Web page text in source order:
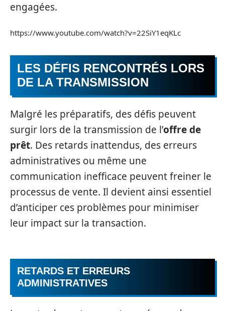
engagées.
https://www.youtube.com/watch?v=22SiY1eqKLc
LES DÉFIS RENCONTRÉS LORS
DE LA TRANSMISSION
Malgré les préparatifs, des défis peuvent
surgir lors de la transmission de l’offre de
prêt. Des retards inattendus, des erreurs
administratives ou même une
communication inefficace peuvent freiner le
processus de vente. Il devient ainsi essentiel
d’anticiper ces problèmes pour minimiser
leur impact sur la transaction.
RETARDS ET ERREURS
ADMINISTRATIVES